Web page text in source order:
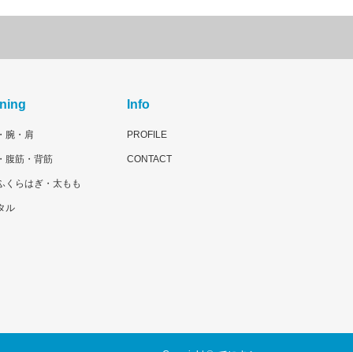
腕・肩
腹筋・背筋
くらはぎ・太もも
ル
Info
PROFILE
CONTACT